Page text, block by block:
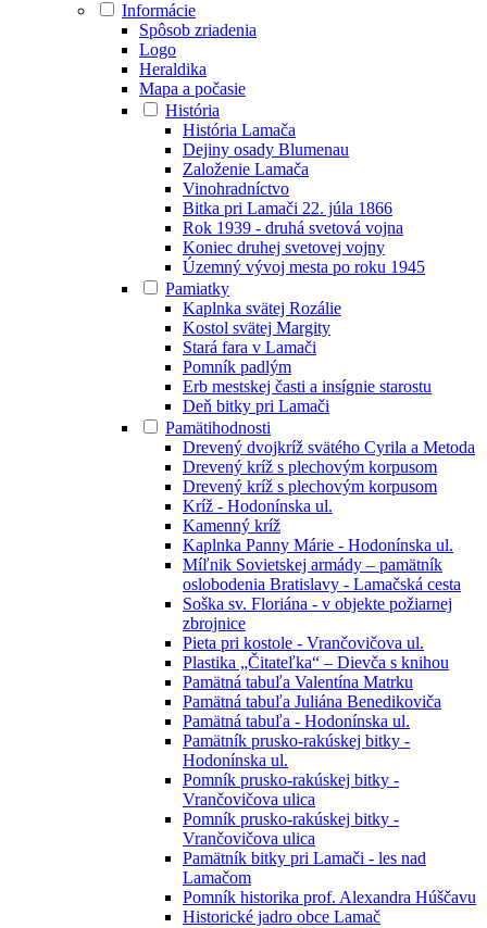
Informácie
Spôsob zriadenia
Logo
Heraldika
Mapa a počasie
História
História Lamača
Dejiny osady Blumenau
Založenie Lamača
Vinohradníctvo
Bitka pri Lamači 22. júla 1866
Rok 1939 - druhá svetová vojna
Koniec druhej svetovej vojny
Územný vývoj mesta po roku 1945
Pamiatky
Kaplnka svätej Rozálie
Kostol svätej Margity
Stará fara v Lamači
Pomník padlým
Erb mestskej časti a insígnie starostu
Deň bitky pri Lamači
Pamätihodnosti
Drevený dvojkríž svätého Cyrila a Metoda
Drevený kríž s plechovým korpusom
Drevený kríž s plechovým korpusom
Kríž - Hodonínska ul.
Kamenný kríž
Kaplnka Panny Márie - Hodonínska ul.
Míľnik Sovietskej armády – pamätník
oslobodenia Bratislavy - Lamačská cesta
Soška sv. Floriána - v objekte požiarnej
zbrojnice
Pieta pri kostole - Vrančovičova ul.
Plastika „Čitateľka“ – Dievča s knihou
Pamätná tabuľa Valentína Matrku
Pamätná tabuľa Juliána Benedikoviča
Pamätná tabuľa - Hodonínska ul.
Pamätník prusko-rakúskej bitky -
Hodonínska ul.
Pomník prusko-rakúskej bitky -
Vrančovičova ulica
Pomník prusko-rakúskej bitky -
Vrančovičova ulica
Pamätník bitky pri Lamači - les nad
Lamačom
Pomník historika prof. Alexandra Húščavu
Historické jadro obce Lamač